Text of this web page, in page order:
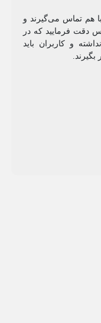
با هم تماس می‌گیرند و
دقت فرمایید که در
و کاربران باید